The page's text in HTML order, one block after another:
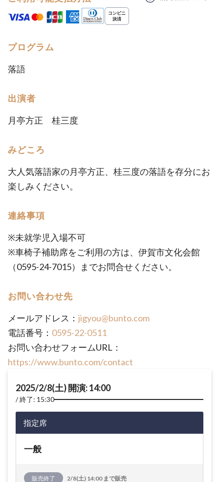
プログラム
落語
出演者
月亭方正 桂三度
みどころ
大人気落語家の月亭方正、桂三度の落語を存分にお
楽しみください。
連絡事項
※未就学児入場不可
※車椅子補助席をご利用の方は、伊賀市文化会館
（0595-24-7015）までお問合せください。
お問い合わせ先
メールアドレス： jigyou@bunto.com
電話番号： 0595-22-0511
お問い合わせフォームURL：
https://www.bunto.com/contact
2025/2/8(土) 開演: 14:00
終了: 15:30
指定席
一般
販売終了 2/8(土) 14:00 まで販売